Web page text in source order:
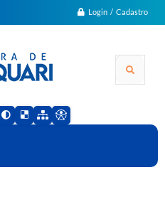
Login / Cadastro